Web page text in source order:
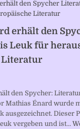
erhält den
Leuk für
Literatur
den Spycher:
Mathias Énard wurde
ausgezeichnet. Dieser
vergeben und ist…